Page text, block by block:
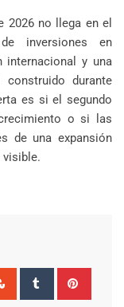
2026 no llega en el
inversiones en
internacional y una
durante
es si el segundo
o si las
de una expansión
visible.
StumbleUpon
Tumblr